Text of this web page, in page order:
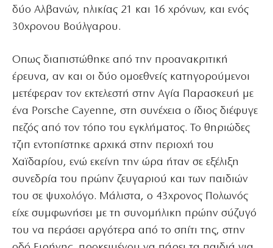
δύο Αλβανών, ηλικίας 21 και 16 χρόνων, και ενός
30χρονου Βούλγαρου.
Οπως διαπιστώθηκε από την προανακριτική
έρευνα, αν και οι δύο ομοεθνείς κατηγορούμενοι
μετέφεραν τον εκτελεστή στην Αγία Παρασκευή με
ένα Porsche Cayenne, στη συνέχεια ο ίδιος διέφυγε
πεζός από τον τόπο του εγκλήματος. Το θηριώδες
τζιπ εντοπίστηκε αρχικά στην περιοχή του
Χαϊδαρίου, ενώ εκείνη την ώρα ήταν σε εξέλιξη
συνεδρία του πρώην ζευγαριού και των παιδιών
του σε ψυχολόγο. Μάλιστα, ο 43χρονος Πολωνός
είχε συμφωνήσει με τη συνομήλικη πρώην σύζυγό
του να περάσει αργότερα από το σπίτι της, στην